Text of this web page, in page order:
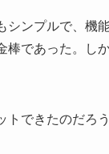
ンプルで、機
棒であった。し
できたのだろ